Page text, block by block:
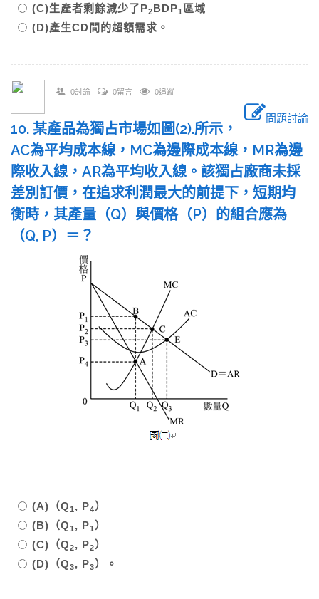
(C)生產者剩餘減少了P2BDP1 區域
(D)產生CD間的超額需求。
0討論 0留言 0追蹤
問題討論
10. 某產品為獨占市場如圖(2).所示，
AC為平均成本線，MC為邊際成本線，MR為邊
際收入線，AR為平均收入線。該獨占廠商未採
差別訂價，在追求利潤最大的前提下，短期均
衡時，其產量（Q）與價格（P）的組合應為
（Q, P）＝？
(A)（Q1 , P4）
(B)（Q1 , P1 ）
(C)（Q2, P2）
(D)（Q3, P3）。